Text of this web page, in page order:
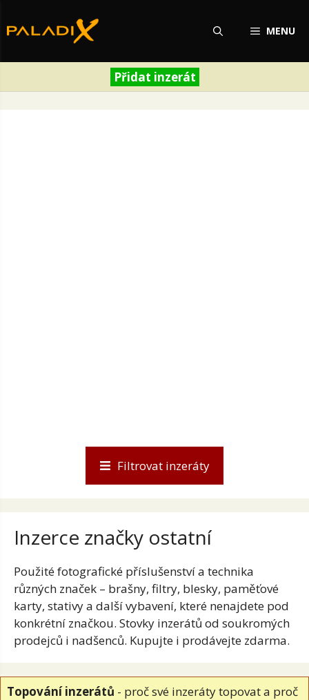
na
MENU
Přidat inzerát
Inzerce značky ostatní
Použité fotografické příslušenství a technika
různých značek – brašny, filtry, blesky, paměťové
karty, stativy a další vybavení, které nenajdete pod
konkrétní značkou. Stovky inzerátů od soukromých
prodejců i nadšenců. Kupujte i prodávejte zdarma.
Topování inzerátů - proč své inzeráty topovat a proč
Filtrovat inzeráty